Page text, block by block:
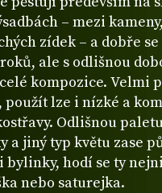
– mezi
zídek – a dobře
ale s odlišnou
kompozice. Velmi
použít lze i nízké a
Odlišnou
a jiný typ květu zase
bylinky, hodí se ty
nebo saturejka.